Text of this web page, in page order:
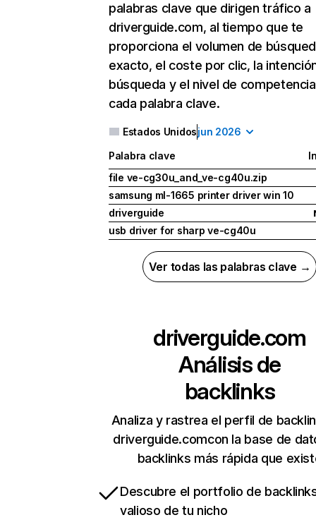
palabras clave que dirigen tráfico a
driverguide.com, al tiempo que te
proporciona el volumen de
exacto, el coste por clic, la
búsqueda y el nivel de
cada palabra clave.
Estados Unidosjun 2026
Palabra clave
file ve-cg30u_and_ve-cg40u.zip
samsung ml-1665 printer driver win 10
driverguide
usb driver for sharp ve-cg40u
Ver todas las palabras clave →
driverguide.com
Análisis de
backlinks
Analiza y rastrea el perfil de
driverguide.comcon la base de
backlinks más rápida que
Descubre el portfolio de
valioso de tu nicho